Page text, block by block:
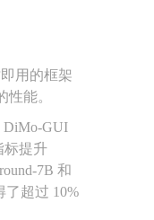
用的框架
性能。
DiMo-GUI
标提升
7B 和
了超过 10%